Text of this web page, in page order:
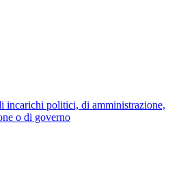
incarichi politici, di amministrazione,
o di governo